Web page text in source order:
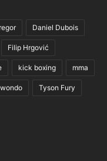
Daniel Dubois
Filip Hrgović
kick boxing mma
Tyson Fury